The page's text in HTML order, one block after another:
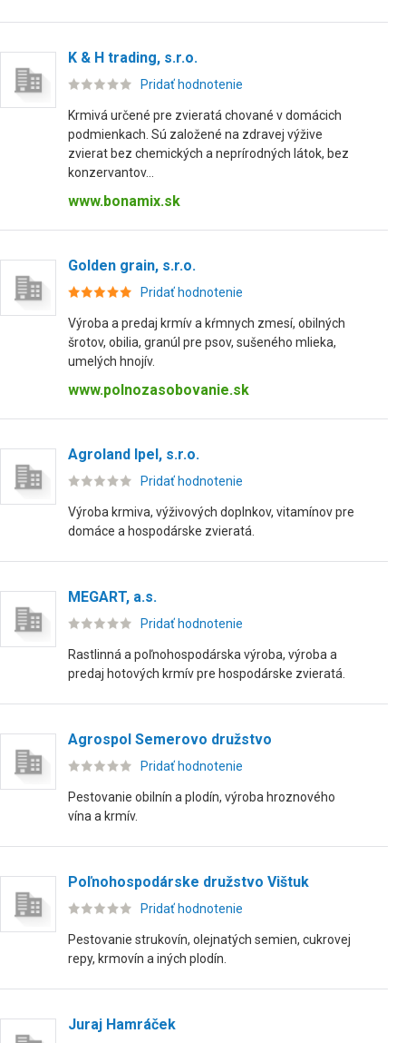
K & H trading, s.r.o.
Pridať hodnotenie
Krmivá určené pre zvieratá chované v domácich
podmienkach. Sú založené na zdravej výžive
zvierat bez chemických a neprírodných látok, bez
konzervantov...
www.bonamix.sk
Golden grain, s.r.o.
Pridať hodnotenie
Výroba a predaj krmív a kŕmnych zmesí, obilných
šrotov, obilia, granúl pre psov, sušeného mlieka,
umelých hnojív.
www.polnozasobovanie.sk
Agroland Ipel, s.r.o.
Pridať hodnotenie
Výroba krmiva, výživových doplnkov, vitamínov pre
domáce a hospodárske zvieratá.
MEGART, a.s.
Pridať hodnotenie
Rastlinná a poľnohospodárska výroba, výroba a
predaj hotových krmív pre hospodárske zvieratá.
Agrospol Semerovo družstvo
Pridať hodnotenie
Pestovanie obilnín a plodín, výroba hroznového
vína a krmív.
Poľnohospodárske družstvo Vištuk
Pridať hodnotenie
Pestovanie strukovín, olejnatých semien, cukrovej
repy, krmovín a iných plodín.
Juraj Hamráček